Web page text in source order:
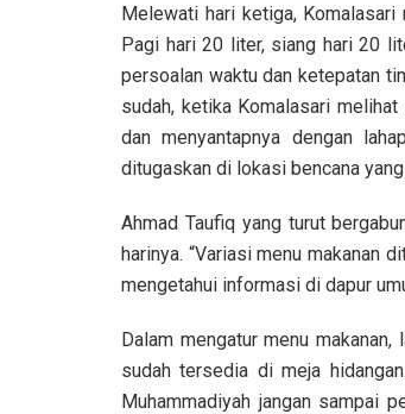
Melewati hari ketiga,
Pagi hari 20 liter, siang hari 20
persoalan waktu dan ketepatan
sudah, ketika Komalasari
dan menyantapnya dengan
ditugaskan di lokasi bencana
Ahmad Taufiq yang turut
harinya. “Variasi menu makanan
mengetahui informasi di dapur
Dalam mengatur menu
sudah tersedia di meja
Muhammadiyah jangan sampai